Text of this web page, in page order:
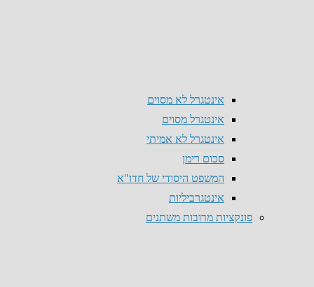
אינטגרל לא מסוים
אינטגרל מסוים
אינטגרל לא אמיתי
סכום רימן
המשפט היסודי של חדו"א
אינטגרביליות
פונקציות מרובות משתנים